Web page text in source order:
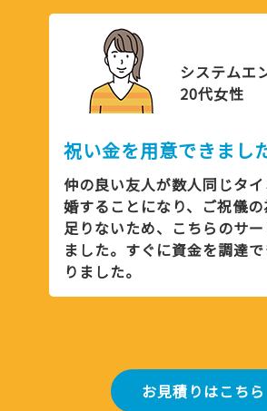
システムエ
20代女性
祝い金を用意できまし
仲の良い友人が数人同じタ
婚することになり、ご祝儀
足りないため、こちらのサ
ました。すぐに資金を調達
りました。
お見積りはこちら